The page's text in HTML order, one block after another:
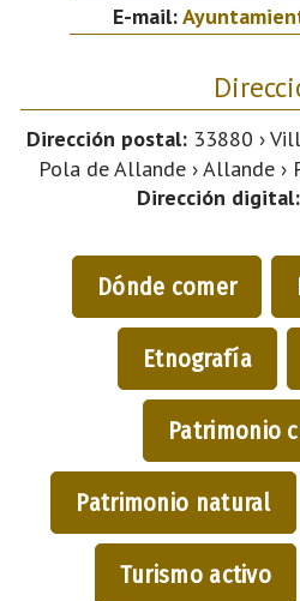
E-mail:
Dirección postal: 33880 ›
Pola de Allande › Allande ›
Dirección digital:
Dónde comer
Etnografía
Patrimonio
Patrimonio natural
Turismo activo